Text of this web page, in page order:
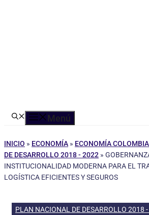
Menú
INICIO » ECONOMÍA » ECONOMÍA
DE DESARROLLO 2018 - 2022 »
INSTITUCIONALIDAD MODERNA PARA EL
LOGÍSTICA EFICIENTES Y SEGUROS
PLAN NACIONAL DE DESARROLLO 2018